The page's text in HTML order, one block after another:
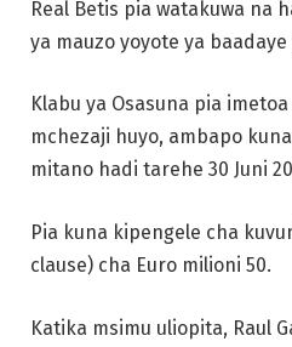
Real Betis pia watakuwa na
ya mauzo yoyote ya
Klabu ya Osasuna pia
mchezaji huyo, ambapo
mitano hadi tarehe 30 Juni
Pia kuna kipengele cha
clause) cha Euro milioni 50.
Katika msimu uliopita, Raul